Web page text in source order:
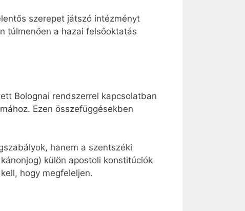
szerepet játszó intézményt
túlmenően a hazai felsőoktatás
Bolognai rendszerrel kapcsolatban
Ezen összefüggésekben
hanem a szentszéki
külön apostoli konstitúciók
hogy megfeleljen.